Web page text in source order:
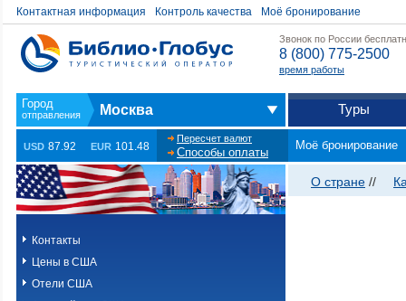
Контактная информация Контроль качества Моё бронирование
Звонок по России
8 (800) 775-2500
время работы
Москва Туры
USD 87.92 EUR 101.48
Пересчет валют
Способы оплаты
Моё бронирование
Контакты
Цены в США
Отели США
О стране //